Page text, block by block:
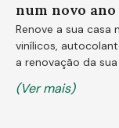
num novo ano
Renove a sua
vinílicos,
a renovação da sua
(Ver mais)